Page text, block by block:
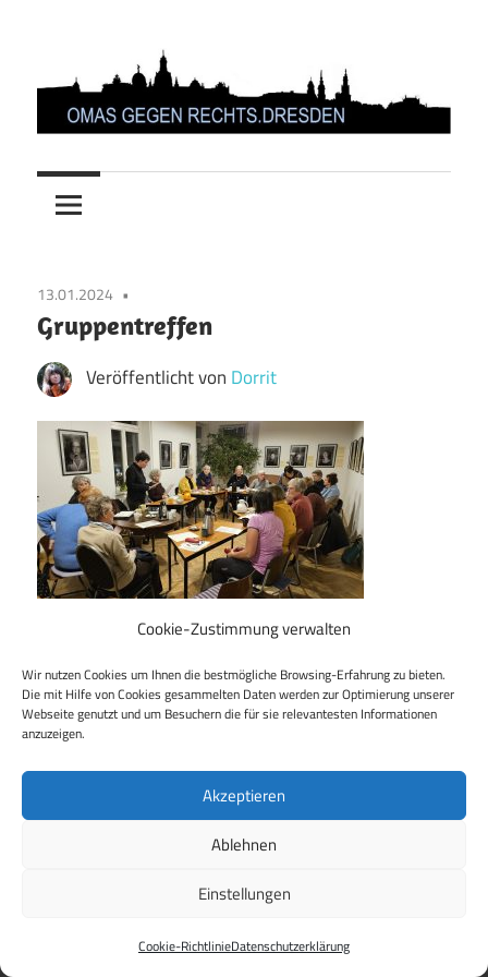
Cookie-Zustimmung verwalten
Wir nutzen Cookies um Ihnen die bestmögliche Browsing-Erfahrung zu bieten.
Die mit Hilfe von Cookies gesammelten Daten werden zur Optimierung unserer
Webseite genutzt und um Besuchern die für sie relevantesten Informationen
anzuzeigen.
Akzeptieren
Ablehnen
Einstellungen
Cookie-RichtlinieDatenschutzerklärung
springen
OMAS
GEGEN
RECHTS.DRESDEN
13.01.2024
Gruppentreffen
Veröffentlicht von Dorrit
Beitragsnavigation
Vorheriger Beitrag
Gruppentreffen OGR.DD
WordPress Theme: Maxwell by